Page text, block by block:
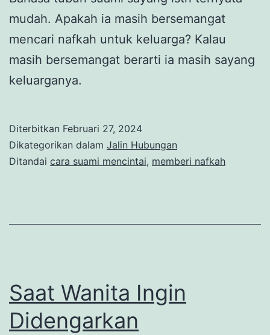
mudah. Apakah ia masih bersemangat
mencari nafkah untuk keluarga? Kalau
masih bersemangat berarti ia masih sayang
keluarganya.
Diterbitkan Februari 27, 2024
Dikategorikan dalam Jalin Hubungan
Ditandai cara suami mencintai, memberi nafkah
Saat Wanita Ingin
Didengarkan